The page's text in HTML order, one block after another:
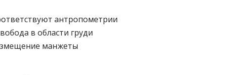
антропометрии
в области груди
манжеты